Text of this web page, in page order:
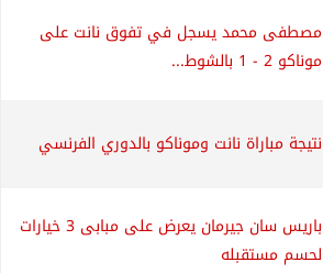
مصطفى محمد يسجل في تفوق نانت على
موناكو 2 - 1 بالشوط...
نتيجة مباراة نانت وموناكو بالدوري الفرنسي
باريس سان جيرمان يعرض على مبابى 3 خيارات
لحسم مستقبله